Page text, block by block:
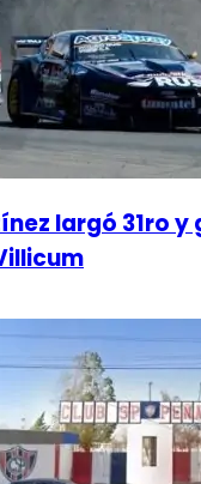
largó 31ro y